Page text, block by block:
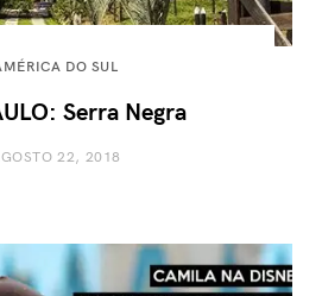
DO SUL
Serra Negra
22, 2018